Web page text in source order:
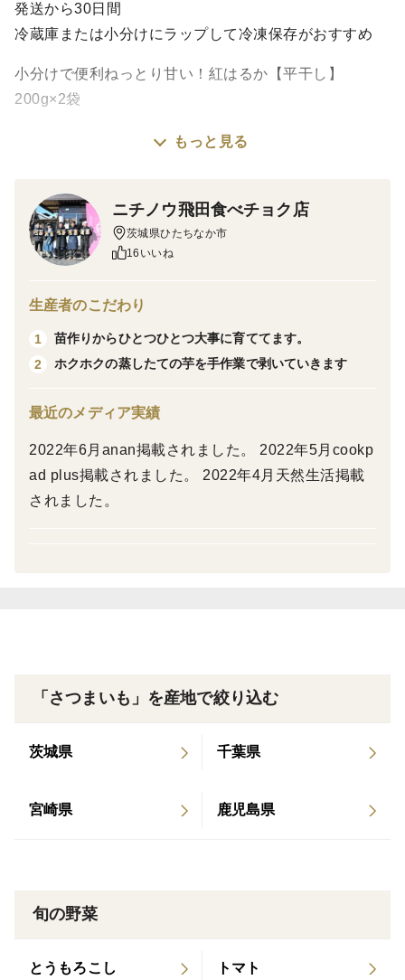
発送から30日間
冷蔵庫または小分けにラップして冷凍保存がおすすめ
小分けで便利ねっとり甘い！紅はるか【平干し】
200g×2袋
※こちらの商品はポスト投函になります。
王道の上品な甘みの平干しです。
しっとり柔らかい食感はまさに逸品です。
「紅はるか」をまるごとそのまま天日でじっくりと干
ターで焼いたり、電子レンジで温めると、柔らかさとも
ただけます
※酸化防止剤は必ず抜き取り温めてください
ジップロックなどにいれ冷凍保存がおすすめです。
が経つに連れて出てきます。しかしながら、サツマイモ
もっと見る
ニチノウ飛田食べチョク店
茨城県ひたちなか市
16いいね
生産者のこだわり
1
苗作りからひとつひとつ大事に育ててます。
2
ホクホクの蒸したての芋を手作業で剥いていきます
最近のメディア実績
2022年6月anan掲載されました。 2022年5月cookp
ad plus掲載されました。 2022年4月天然生活掲載
されました。
「さつまいも」を産地で絞り込む
茨城県 千葉県
宮崎県 鹿児島県
旬の野菜
とうもろこし トマト